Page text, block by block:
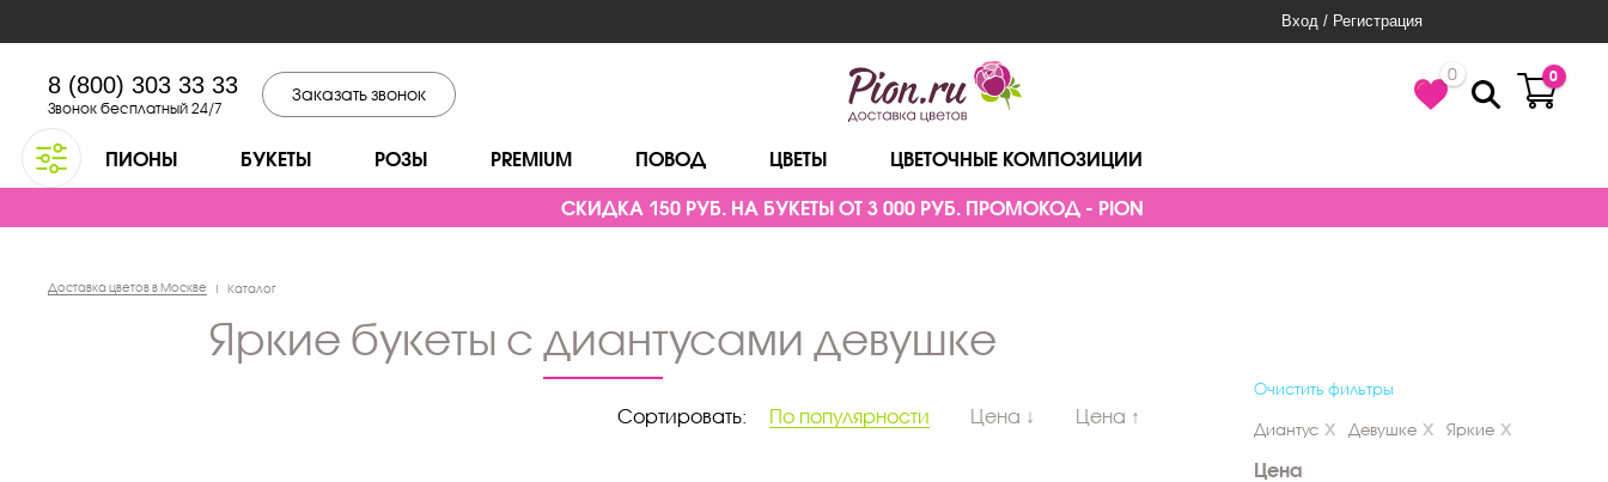
Вход / Регистрация
8 (800) 303 33 33
Звонок бесплатный 24/7
Заказать звонок
0 0
ПИОНЫ БУКЕТЫ РОЗЫ PREMIUM ПОВОД ЦВЕТЫ ЦВЕТОЧНЫЕ КОМПОЗИЦИИ
СКИДКА 150 РУБ. НА БУКЕТЫ ОТ 3 000 РУБ. ПРОМОКОД - PION
Доставка цветов в Москве | Каталог
яркие букеты с диантусами девушке
Сортировать: По популярности Цена ↓ Цена ↑
Очистить фильтры
Диантус Девушке Яркие
Цена